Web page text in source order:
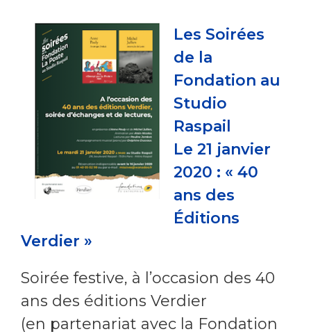
Les Soirées
de la
Fondation au
Studio
Raspail
Le 21 janvier
2020 : « 40
ans des
Éditions
Verdier »
Soirée festive, à l’occasion des 40
ans des éditions Verdier
(en partenariat avec la Fondation